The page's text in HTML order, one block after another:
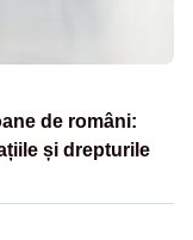
de români:
și drepturile